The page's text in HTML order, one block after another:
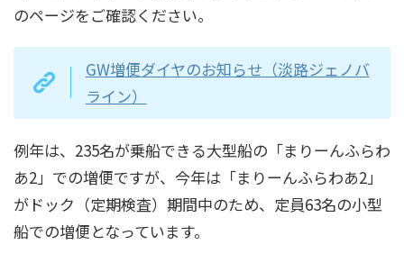
のページをご確認ください。
GW増便ダイヤのお知らせ（淡路ジェノバ
ライン）
例年は、235名が乗船できる大型船の「まりーんふらわ
あ2」での増便ですが、今年は「まりーんふらわあ2」
がドック（定期検査）期間中のため、定員63名の小型
船での増便となっています。